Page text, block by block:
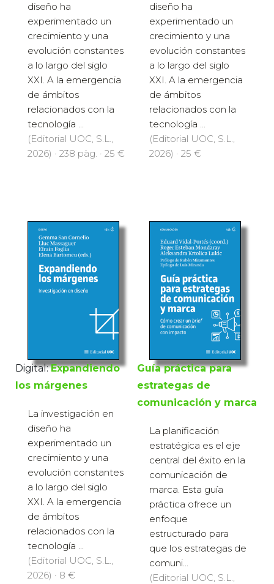
diseño ha
experimentado un
crecimiento y una
evolución constantes
a lo largo del siglo
XXI. A la emergencia
de ámbitos
relacionados con la
tecnología ...
(Editorial UOC, S.L.,
2026) · 238 pàg. · 25 €
diseño ha
experimentado un
crecimiento y una
evolución constantes
a lo largo del siglo
XXI. A la emergencia
de ámbitos
relacionados con la
tecnología ...
(Editorial UOC, S.L.,
2026) · 25 €
Digital: Expandiendo
los márgenes
La investigación en
diseño ha
experimentado un
crecimiento y una
evolución constantes
a lo largo del siglo
XXI. A la emergencia
de ámbitos
relacionados con la
tecnología ...
(Editorial UOC, S.L.,
2026) · 8 €
Guía práctica para
estrategas de
comunicación y marca
La planificación
estratégica es el eje
central del éxito en la
comunicación de
marca. Esta guía
práctica ofrece un
enfoque
estructurado para
que los estrategas de
comuni...
(Editorial UOC, S.L.,